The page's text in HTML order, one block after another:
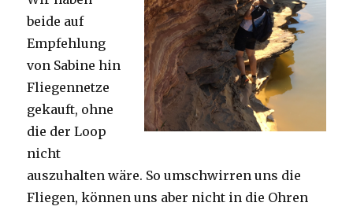
beide auf
Empfehlung
von Sabine hin
Fliegennetze
gekauft, ohne
die der Loop
nicht
auszuhalten wäre. So umschwirren uns die
Fliegen, können uns aber nicht in die Ohren